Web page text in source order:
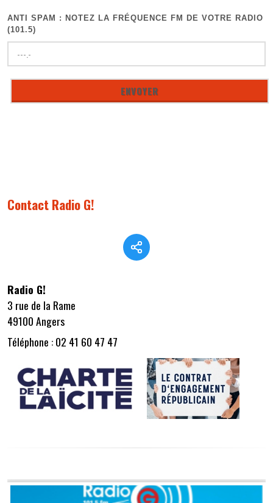
ANTI SPAM : NOTEZ LA FRÉQUENCE FM DE VOTRE RADIO
(101.5)
Contact Radio G!
Radio G!
3 rue de la Rame
49100 Angers
Téléphone : 02 41 60 47 47